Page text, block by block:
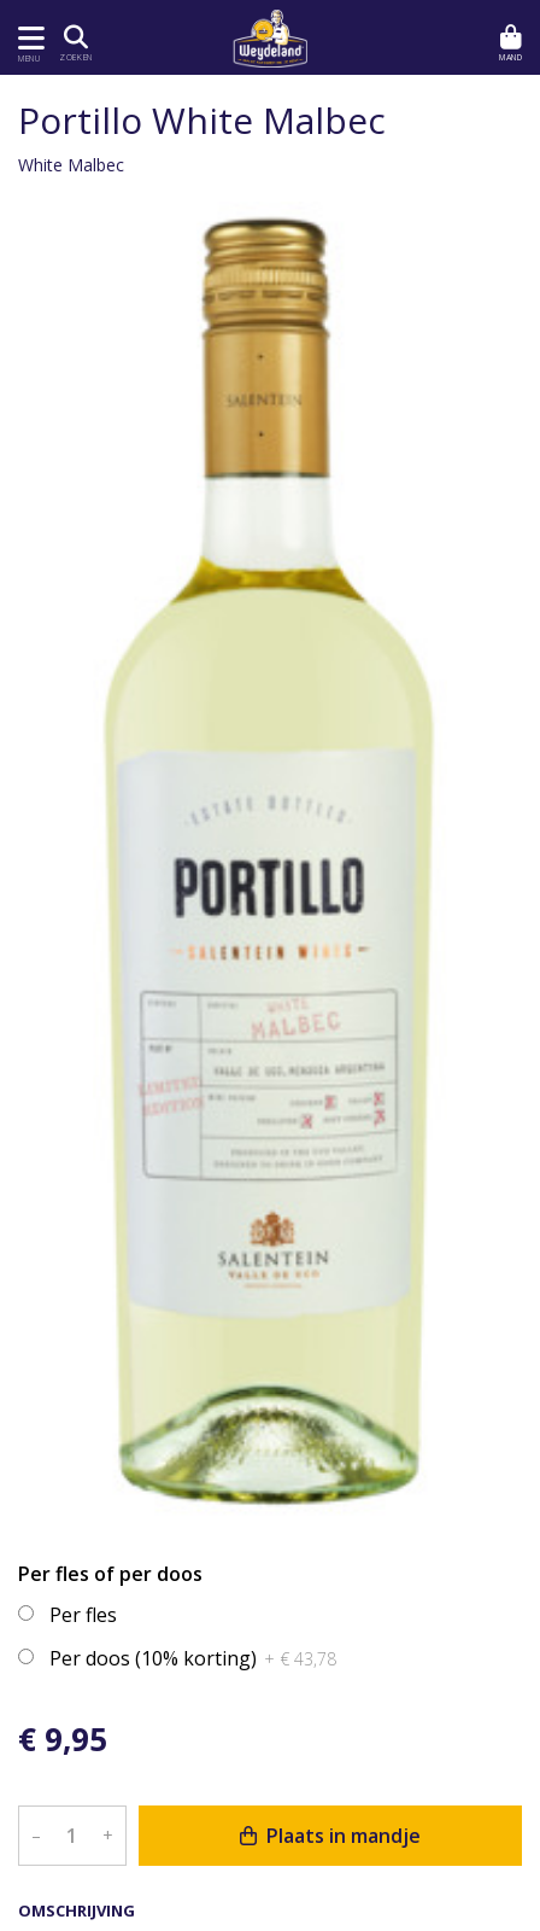
MENU ZOEKEN MAND
OMSCHRIJVING
Portillo White Malbec
White Malbec
Per fles of per doos
Per fles
Per doos (10% korting) + € 43,78
€ 9,95
– + Plaats in mandje